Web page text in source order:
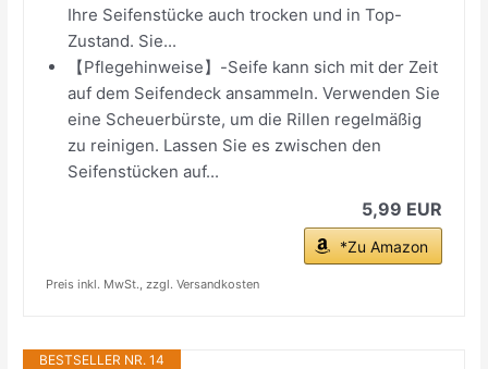
Ihre Seifenstücke auch trocken und in Top-
Zustand. Sie...
【Pflegehinweise】-Seife kann sich mit der Zeit
auf dem Seifendeck ansammeln. Verwenden Sie
eine Scheuerbürste, um die Rillen regelmäßig
zu reinigen. Lassen Sie es zwischen den
Seifenstücken auf...
5,99 EUR
*Zu Amazon
Preis inkl. MwSt., zzgl. Versandkosten
BESTSELLER NR. 14